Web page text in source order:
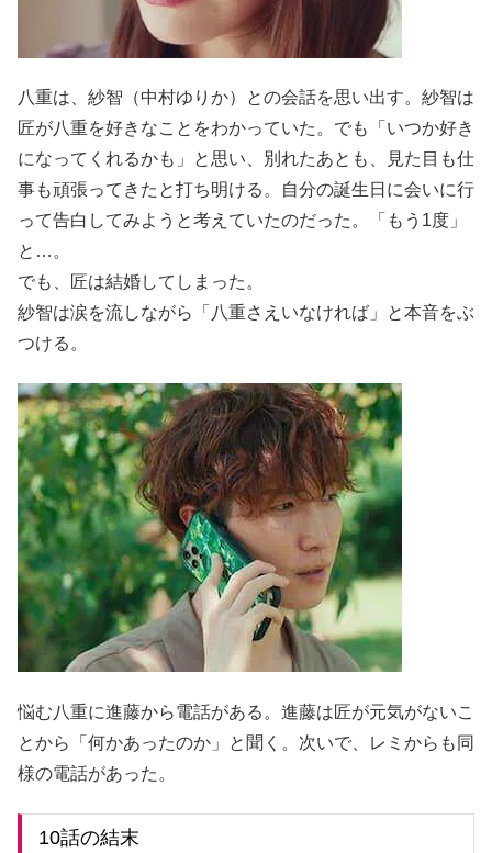
八重は、紗智（中村ゆりか）との会話を思い出す。紗智は
匠が八重を好きなことをわかっていた。でも「いつか好き
になってくれるかも」と思い、別れたあとも、見た目も仕
事も頑張ってきたと打ち明ける。自分の誕生日に会いに行
って告白してみようと考えていたのだった。「もう1度」
と…。
でも、匠は結婚してしまった。
紗智は涙を流しながら「八重さえいなければ」と本音をぶ
つける。
悩む八重に進藤から電話がある。進藤は匠が元気がないこ
とから「何かあったのか」と聞く。次いで、レミからも同
様の電話があった。
10話の結末